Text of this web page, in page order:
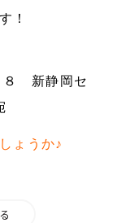
！
８ 新静岡セ
ょうか♪